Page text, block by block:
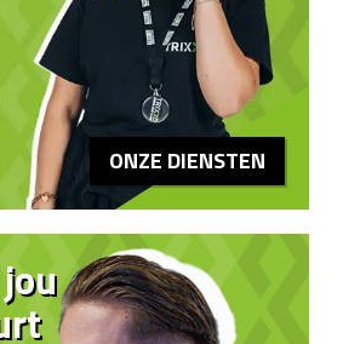
ONZE DIENSTEN